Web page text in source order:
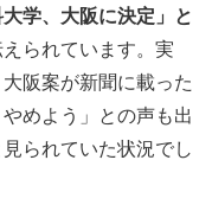
学、大阪に決定」と
られています。実
阪案が新聞に載った
めよう」との声も出
られていた状況でし